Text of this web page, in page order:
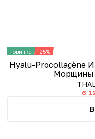
новинка -25%
Hyalu-Procollagène
Морщины
6